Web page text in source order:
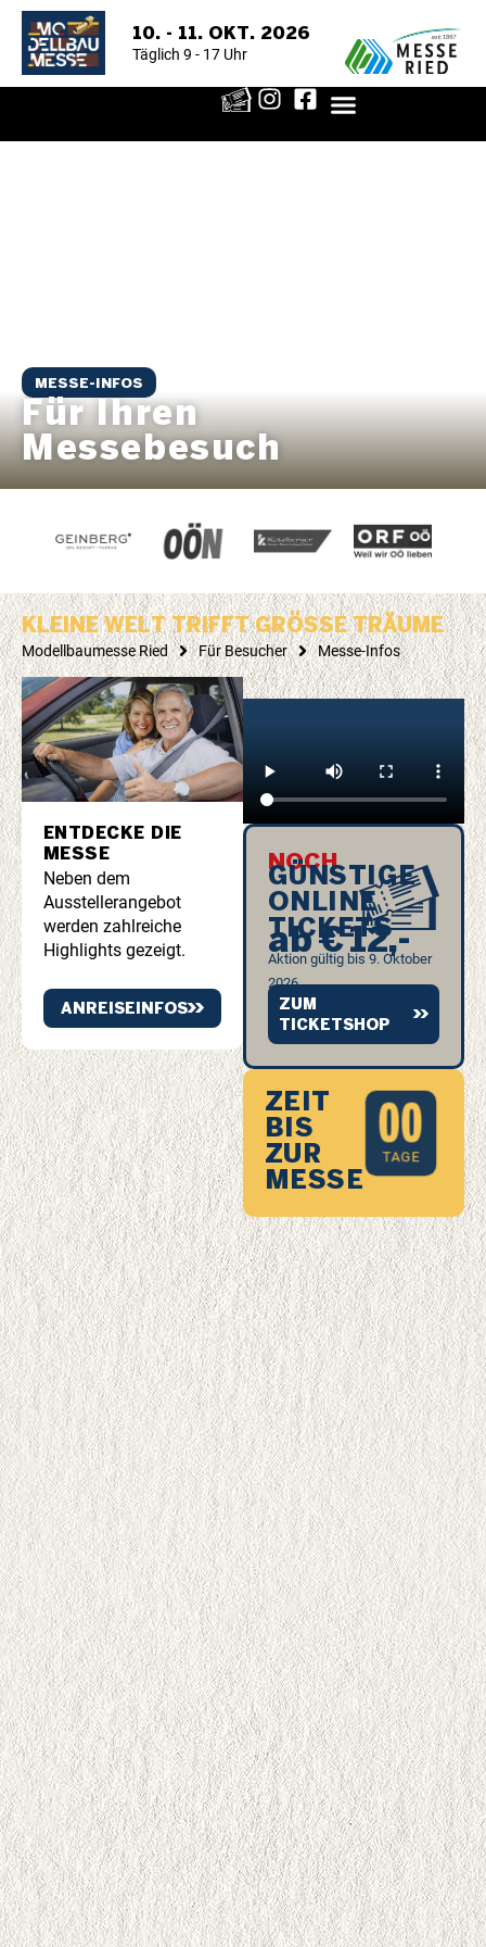
10. - 11. OKT. 2026
Täglich 9 - 17 Uhr
MESSE-INFOS
Für Ihren
Messebesuch
KLEINE WELT TRIFFT GRÖSSE TRÄUME
Modellbaumesse Ried Für Besucher Messe-Infos
ENTDECKE DIE
MESSE
Neben dem
Ausstellerangebot
werden zahlreiche
Highlights gezeigt.
ANREISEINFOS
NOCH
GÜNSTIGE
ONLINE
TICKETS
ab €12,-
Aktion gültig bis 9. Oktober
2026
ZUM
TICKETSHOP
ZEIT
BIS
ZUR
MESSE
00
TAGE